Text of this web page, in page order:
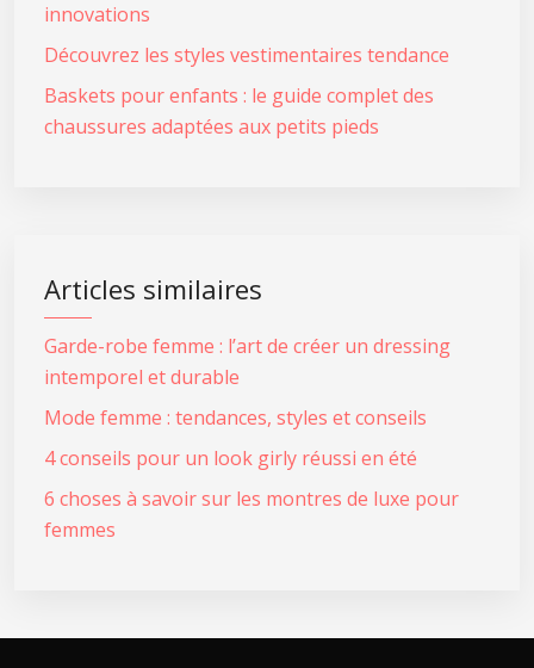
innovations
Découvrez les styles vestimentaires tendance
Baskets pour enfants : le guide complet des
chaussures adaptées aux petits pieds
Articles similaires
Garde-robe femme : l’art de créer un dressing
intemporel et durable
Mode femme : tendances, styles et conseils
4 conseils pour un look girly réussi en été
6 choses à savoir sur les montres de luxe pour
femmes